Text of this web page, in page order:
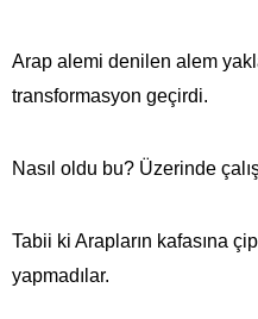
Arap alemi denilen alem
transformasyon geçirdi.
Nasıl oldu bu? Üzerinde
Tabii ki Arapların kafasına
yapmadılar.